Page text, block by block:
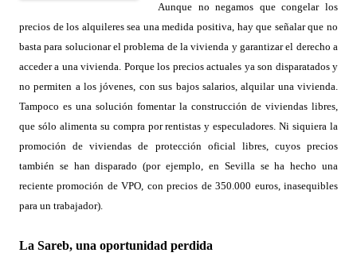
Aunque no negamos que congelar los
precios de los alquileres sea una medida positiva, hay que señalar que no
basta para solucionar el problema de la vivienda y garantizar el derecho a
acceder a una vivienda. Porque los precios actuales ya son disparatados y
no permiten a los jóvenes, con sus bajos salarios, alquilar una vivienda.
Tampoco es una solución fomentar la construcción de viviendas libres,
que sólo alimenta su compra por rentistas y especuladores. Ni siquiera la
promoción de viviendas de protección oficial libres, cuyos precios
también se han disparado (por ejemplo, en Sevilla se ha hecho una
reciente promoción de VPO, con precios de 350.000 euros, inasequibles
para un trabajador).
La Sareb, una oportunidad perdida